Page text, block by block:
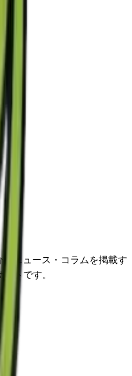
ニュース・コラムを掲載す
トです。